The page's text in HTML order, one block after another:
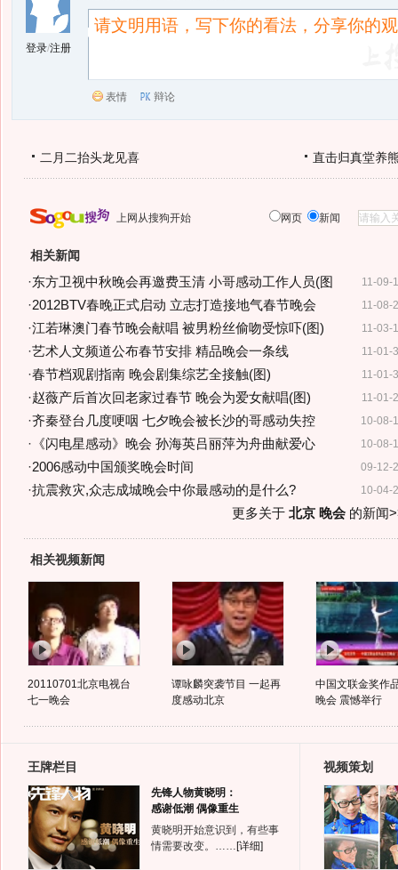
登录/注册
表情 辩论
二月二抬头龙见喜 直击归真堂养
上网从搜狗开始 网页 新闻
相关新闻
11-09-
·东方卫视中秋晚会再邀费玉清 小哥感动工作人员(图
11-08-
·2012BTV春晚正式启动 立志打造接地气春节晚会
11-03-
·江若琳澳门春节晚会献唱 被男粉丝偷吻受惊吓(图)
11-01-
·艺术人文频道公布春节安排 精品晚会一条线
11-01-
·春节档观剧指南 晚会剧集综艺全接触(图)
11-01-
·赵薇产后首次回老家过春节 晚会为爱女献唱(图)
10-08-
·齐秦登台几度哽咽 七夕晚会被长沙的哥感动失控
10-08-
· 《闪电星感动》晚会 孙海英吕丽萍为舟曲献爱心
09-12-
·2006感动中国颁奖晚会时间
10-04-
·抗震救灾,众志成城晚会中你最感动的是什么?
更多关于 北京 晚会的新闻
相关视频新闻
20110701北京电视台
七一晚会
谭咏麟突袭节目 一起再
度感动北京
中国文联金奖作
晚会 震憾举行
王牌栏目
先锋人物黄晓明：
感谢低潮 偶像重生
黄晓明开始意识到，有些事
情需要改变。…… [详细]
视频策划